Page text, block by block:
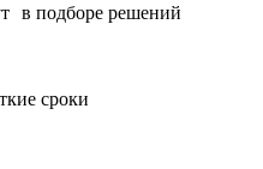
в подборе решений
сроки